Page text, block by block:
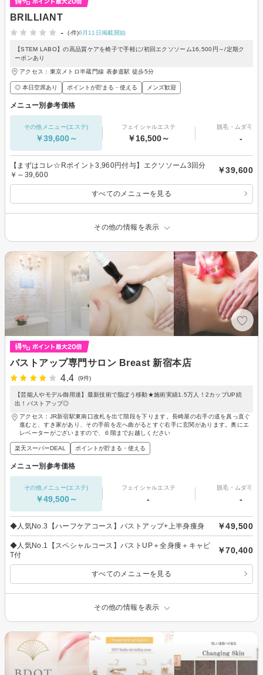
BRILLIANT
-
(-件)6月11日掲載開始
【STEM LABO】の高品質ケアを椅子で手軽に/初回エクソソーム16,500円～/定期ク
ーポンあり
アクセス：東京メトロ半蔵門線 表参道駅 徒歩5分
◎ 本日空席あり ポイントが貯まる・使える メンズ歓迎
メニュー別参考価格
その他メニュー(エステ)
￥39,600～
フェイシャルエステ
￥16,500～
脱毛・ムダ毛処
-
【まずはコレ☆Rポイント3,960円付与】エクソソーム3回分
￥～39,600
￥39,600
すべてのメニューを見る
その他の情報を表示
バストアップ専門サロン Breast 新宿本店
4.4
(9件)
【芸能人やモデル御用達】最新技術で脂ぼう移動★施術実績1.5万人！2カップUP続
出！バストアップ◎
アクセス：JR新宿駅東南口改札を出て階段を下ります。長崎屋の右手の道を真っ直ぐ
進むと、すき家があり、その手前を左へ曲がるとすぐ右手に玄関があります。奥にエ
レベーターがございますので、６階までお越しください
楽天スーパーDEAL ポイントが貯まる・使える
メニュー別参考価格
その他メニュー(エステ)
￥49,500～
フェイシャルエステ
-
脱毛・ムダ毛処
-
◆人気No.3【ハーフケアコース】バストアップ+上半身痩身 ￥49,500
◆人気No.1【スペシャルコース】バストUP＋全身痩＋キャビ
T付
￥70,400
すべてのメニューを見る
その他の情報を表示